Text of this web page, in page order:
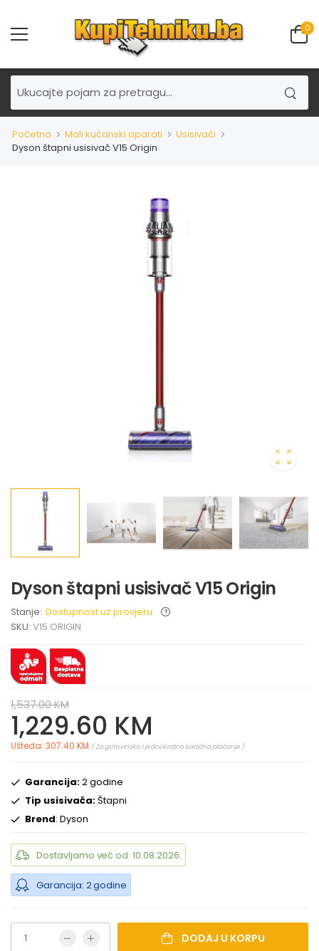
0
Početna Mali kućanski aparati
Usisivači
Dyson štapni usisivač V15 Origin
Dyson štapni usisivač V15 Origin
Stanje: Dostupnost uz provjeru
SKU: V15 ORIGIN
1,537.00 KM
1,229.60 KM
Ušteda: 307.40 KM ( Za gotovinsko i jednokratno kartično plaćanje )
Garancija:2 godine
Tip usisivača:Štapni
Brend: Dyson
Dostavljamo već od: 10.08.2026.
Garancija: 2 godine
DODAJ U KORPU